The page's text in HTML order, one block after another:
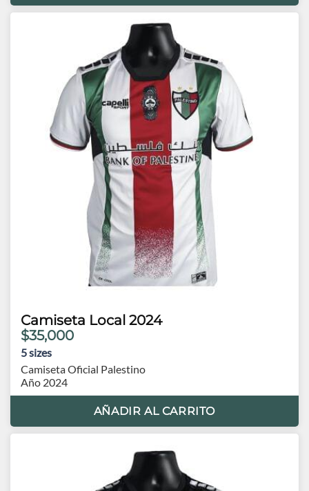
Camiseta Local 2024
$35,000
5sizes
Camiseta Oficial Palestino
Año 2024
AÑADIR AL CARRITO